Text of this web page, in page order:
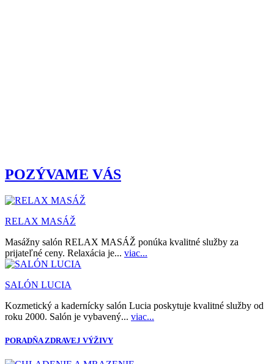
POZÝVAME VÁS
RELAX MASÁŽ
Masážny salón RELAX MASÁŽ ponúka kvalitné služby za
prijateľné ceny. Relaxácia je... viac...
SALÓN LUCIA
Kozmetický a kadernícky salón Lucia poskytuje kvalitné služby od
roku 2000. Salón je vybavený... viac...
PORADŇA ZDRAVEJ VÝŽIVY